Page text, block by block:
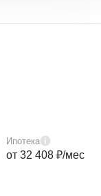
Ипотека
от 32 408 ₽/мес